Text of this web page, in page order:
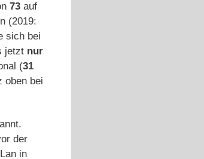
73 auf
(2019:
sich bei
jetzt nur
(31
oben bei
der
in